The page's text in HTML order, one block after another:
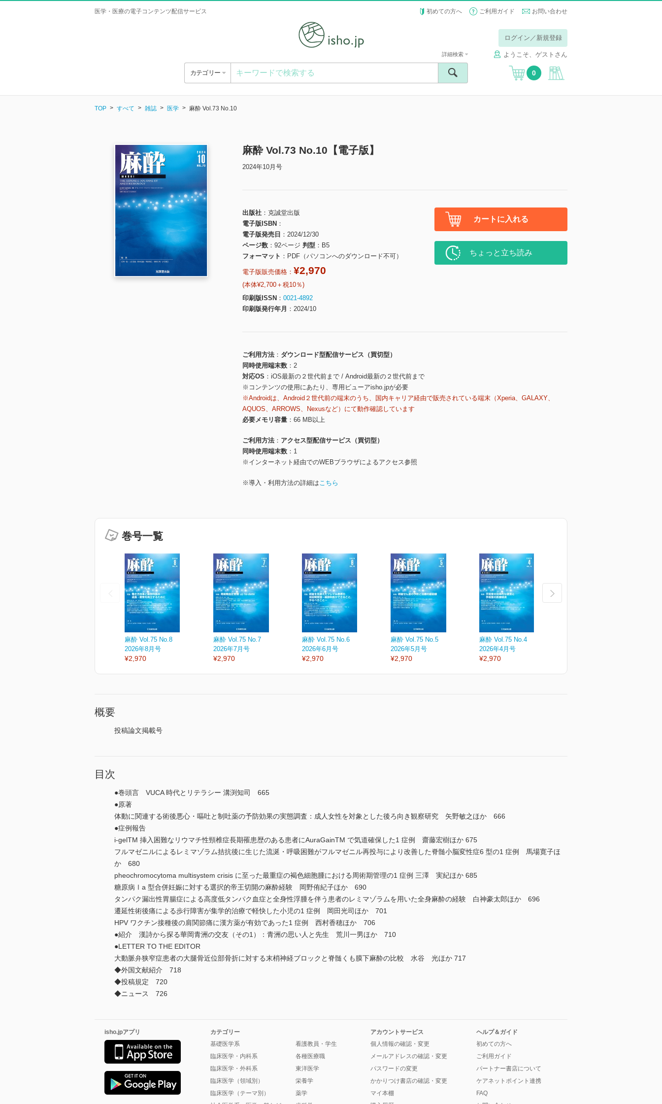
医学・医療の電子コンテンツ配信サービス 初めての方へ ご利用ガイド お問い合わせ
ログイン／新規登録
ようこそ、ゲストさん
カテゴリー
詳細検索
0
TOP すべて 雑誌 医学 麻酔 Vol.73 No.10
麻酔 Vol.73 No.10【電子版】
2024年10月号
出版社
克誠堂出版
電子版ISBN
電子版発売日
2024/12/30
ページ数
92ページ 判型
B5
フォーマット
PDF（パソコンへのダウンロード不可）
電子版販売価格： ¥2,970
(本体¥2,700＋税10％)
印刷版ISSN
0021-4892
印刷版発行年月
2024/10
カートに入れる
ちょっと立ち読み
ご利用方法
ダウンロード型配信サービス（買切型）
同時使用端末数
2
対応OS
iOS最新の２世代前まで / Android最新の２世代前まで
※コンテンツの使用にあたり、専用ビューアisho.jpが必要
※Androidは、Android２世代前の端末のうち、国内キャリア経由で販売されている端末（Xperia、GALAXY、
AQUOS、ARROWS、Nexusなど）にて動作確認しています
必要メモリ容量
66 MB以上
ご利用方法
アクセス型配信サービス（買切型）
同時使用端末数
1
※インターネット経由でのWEBブラウザによるアクセス参照
※導入・利用方法の詳細はこちら
巻号一覧
麻酔 Vol.75 No.8
2026年8月号
¥2,970
麻酔 Vol.75 No.7
2026年7月号
¥2,970
麻酔 Vol.75 No.6
2026年6月号
¥2,970
麻酔 Vol.75 No.5
2026年5月号
¥2,970
麻酔 Vol.75 No.4
2026年4月号
¥2,970
概要
投稿論文掲載号
目次
●巻頭言 VUCA 時代とリテラシー 溝渕知司 665
●原著
体動に関連する術後悪心・嘔吐と制吐薬の予防効果の実態調査：成人女性を対象とした後ろ向き観察研究 矢野敏之ほか 666
●症例報告
i-gelTM 挿入困難なリウマチ性頸椎症長期罹患歴のある患者にAuraGainTM で気道確保した1 症例 齋藤宏樹ほか 675
フルマゼニルによるレミマゾラム拮抗後に生じた流涎・呼吸困難がフルマゼニル再投与により改善した脊髄小脳変性症6 型の1 症例 馬場寛子ほ
か 680
pheochromocytoma multisystem crisis に至った最重症の褐色細胞腫における周術期管理の1 症例 三澤 実紀ほか 685
糖原病Ⅰa 型合併妊娠に対する選択的帝王切開の麻酔経験 岡野侑紀子ほか 690
タンパク漏出性胃腸症による高度低タンパク血症と全身性浮腫を伴う患者のレミマゾラムを用いた全身麻酔の経験 白神豪太郎ほか 696
遷延性術後痛による歩行障害が集学的治療で軽快した小児の1 症例 岡田光司ほか 701
HPV ワクチン接種後の肩関節痛に漢方薬が有効であった1 症例 西村香穂ほか 706
●紹介 漢詩から探る華岡青洲の交友（その1）：青洲の思い人と先生 荒川一男ほか 710
●LETTER TO THE EDITOR
大動脈弁狭窄症患者の大腿骨近位部骨折に対する末梢神経ブロックと脊髄くも膜下麻酔の比較 水谷 光ほか 717
◆外国文献紹介 718
◆投稿規定 720
◆ニュース 726
isho.jpアプリ
カテゴリー
基礎医学系
臨床医学・内科系
臨床医学・外科系
臨床医学（領域別）
臨床医学（テーマ別）
看護教員・学生
各種医療職
東洋医学
栄養学
薬学
アカウントサービス
個人情報の確認・変更
メールアドレスの確認・変更
パスワードの変更
かかりつけ書店の確認・変更
マイ本棚
ヘルプ＆ガイド
初めての方へ
ご利用ガイド
パートナー書店について
ケアネットポイント連携
FAQ